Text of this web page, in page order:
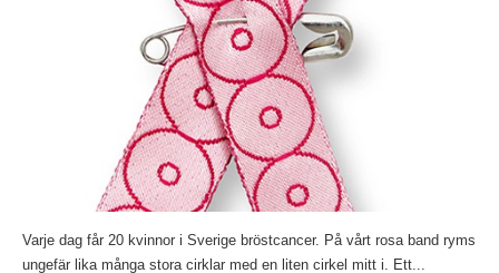
Varje dag får 20 kvinnor i Sverige bröstcancer. På vårt rosa band ryms
ungefär lika många stora cirklar med en liten cirkel mitt i. Ett...